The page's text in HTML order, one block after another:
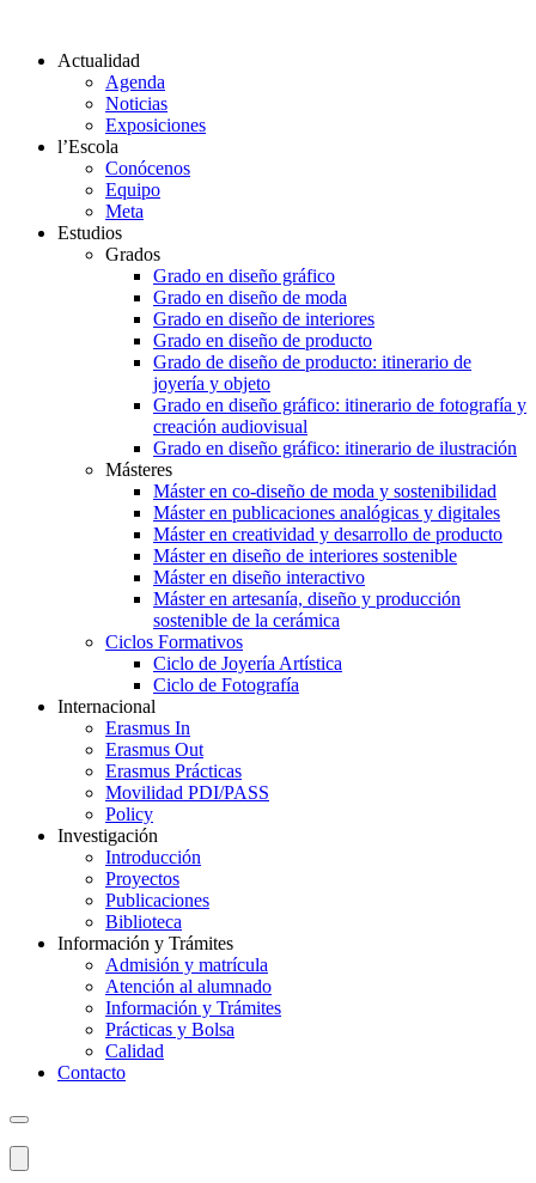
Actualidad
Agenda
Noticias
Exposiciones
l’Escola
Conócenos
Equipo
Meta
Estudios
Grados
Grado en diseño gráfico
Grado en diseño de moda
Grado en diseño de interiores
Grado en diseño de producto
Grado de diseño de producto: itinerario de
joyería y objeto
Grado en diseño gráfico: itinerario de fotografía y
creación audiovisual
Grado en diseño gráfico: itinerario de ilustración
Másteres
Máster en co-diseño de moda y sostenibilidad
Máster en publicaciones analógicas y digitales
Máster en creatividad y desarrollo de producto
Máster en diseño de interiores sostenible
Máster en diseño interactivo
Máster en artesanía, diseño y producción
sostenible de la cerámica
Ciclos Formativos
Ciclo de Joyería Artística
Ciclo de Fotografía
Internacional
Erasmus In
Erasmus Out
Erasmus Prácticas
Movilidad PDI/PASS
Policy
Investigación
Introducción
Proyectos
Publicaciones
Biblioteca
Información y Trámites
Admisión y matrícula
Atención al alumnado
Información y Trámites
Prácticas y Bolsa
Calidad
Contacto